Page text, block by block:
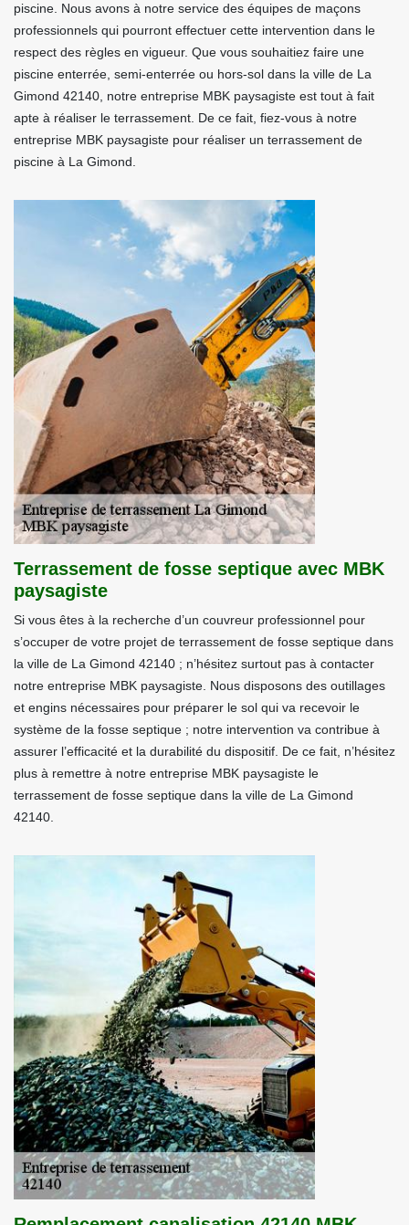
piscine. Nous avons à notre service des équipes de maçons
professionnels qui pourront effectuer cette intervention dans le
respect des règles en vigueur. Que vous souhaitiez faire une
piscine enterrée, semi-enterrée ou hors-sol dans la ville de La
Gimond 42140, notre entreprise MBK paysagiste est tout à fait
apte à réaliser le terrassement. De ce fait, fiez-vous à notre
entreprise MBK paysagiste pour réaliser un terrassement de
piscine à La Gimond.
Terrassement de fosse septique avec MBK
paysagiste
Si vous êtes à la recherche d’un couvreur professionnel pour
s’occuper de votre projet de terrassement de fosse septique dans
la ville de La Gimond 42140 ; n’hésitez surtout pas à contacter
notre entreprise MBK paysagiste. Nous disposons des outillages
et engins nécessaires pour préparer le sol qui va recevoir le
système de la fosse septique ; notre intervention va contribue à
assurer l’efficacité et la durabilité du dispositif. De ce fait, n’hésitez
plus à remettre à notre entreprise MBK paysagiste le
terrassement de fosse septique dans la ville de La Gimond
42140.